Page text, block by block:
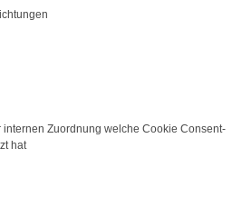
Zuordnung welche Cookie Consent-
hat